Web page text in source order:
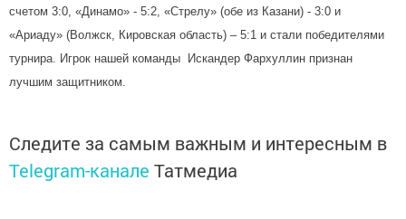
счетом 3:0, «Динамо» - 5:2, «Стрелу» (обе из Казани) - 3:0 и
«Ариаду» (Волжск, Кировская область) – 5:1 и стали победителями
турнира. Игрок нашей команды Искандер Фархуллин признан
лучшим защитником.
Следите за самым важным и интересным в
Telegram-канале Татмедиа